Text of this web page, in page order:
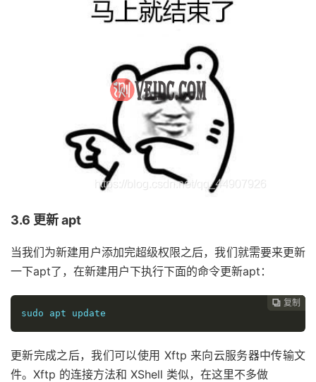
3.6 更新 apt
当我们为新建用户添加完超级权限之后，我们就需要来更新
一下apt了，在新建用户下执行下面的命令更新apt：
 复制
 复制
 复制
sudo apt update
更新完成之后，我们可以使用 Xftp 来向云服务器中传输文
件。Xftp 的连接方法和 XShell 类似，在这里不多做